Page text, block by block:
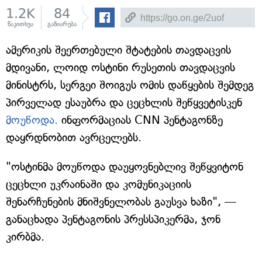
1.2K
წაკითხვა
84
გაზიარება
ამერიკის შეერთებული შტატების თავდაცვის
მდივანი, ლოიდ ოსტინი რუსეთის თავდაცვის
მინისტრს, სერგეი შოიგუს ომის დაწყების შემდეგ
პირველად ესაუბრა და ცეცხლის შეწყვეტისკენ
მოუწოდა. ინფორმაციას CNN პენტაგონზე
დაყრდნობით ავრცელებს.
"ოსტინმა მოუწოდა დაუყოვნებლივ შეწყვიტონ
ცეცხლი უკრაინაში და კომუნიკაციის
შენარჩუნების მნიშვნელობას გაუსვა ხაზი", —
განაცხადა პენტაგონის პრესსპიკერმა, ჯონ
კირბმა.